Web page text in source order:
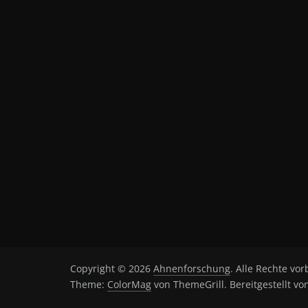
Copyright © 2026 Ahnenforschung. Alle Rechte
Theme: ColorMag von ThemeGrill. Bereitgestellt